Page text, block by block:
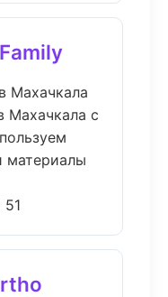
Махачкала
Махачкала с
материалы
51